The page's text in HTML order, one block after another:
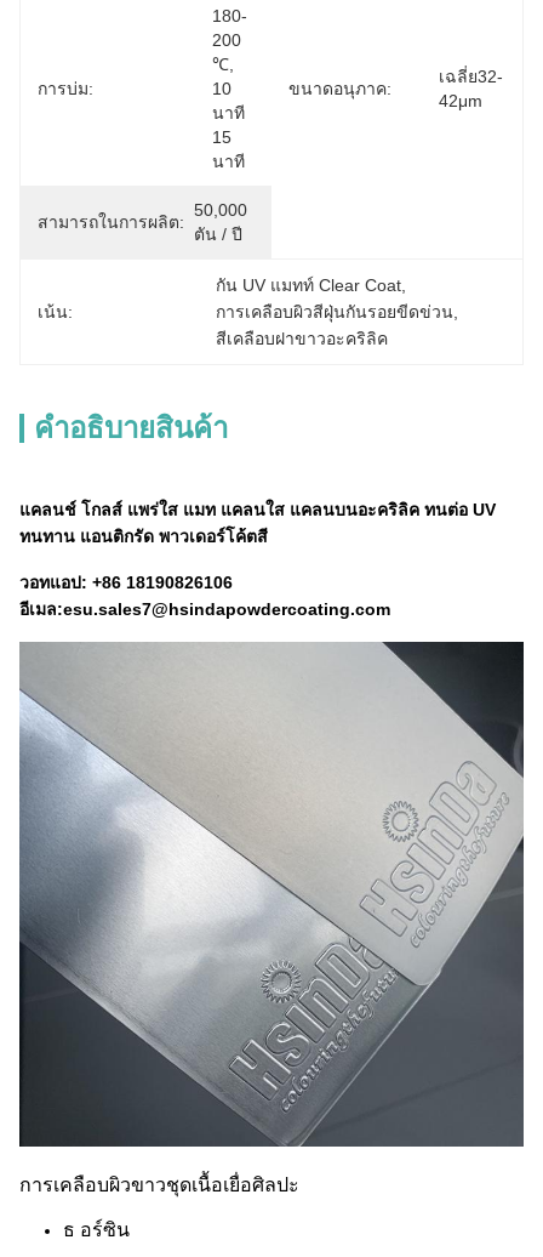
การบ่ม:
180-
200
℃,
10
นาที
15
นาที
ขนาดอนุภาค:
เฉลี่ย32-
42μm
สามารถในการผลิต:
50,000
ตัน / ปี
เน้น:
กัน UV แมทท์ Clear Coat
การเคลือบผิวสีฝุ่นกันรอยขีดข่วน
สีเคลือบฝาขาวอะคริลิค
คําอธิบายสินค้า
แคลนช์ โกลส์ แพร่ใส แมท แคลนใส แคลนบนอะคริลิค ทนต่อ UV
ทนทาน แอนติกรัด พาวเดอร์โค้ตสี
วอทแอป: +86 18190826106
อีเมล:esu.sales7@hsindapowdercoating.com
การเคลือบผิวขาวชุดเนื้อเยื่อศิลปะ
ธ อร์ซิน